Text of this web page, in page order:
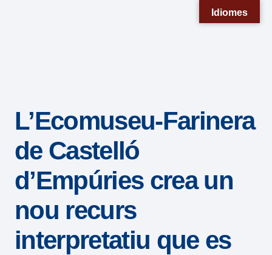
sistema
accesibilidad.
L’Ecomuseu-Farinera
de Castelló
d’Empúries crea un
nou recurs
interpretatiu que es
Idiomes